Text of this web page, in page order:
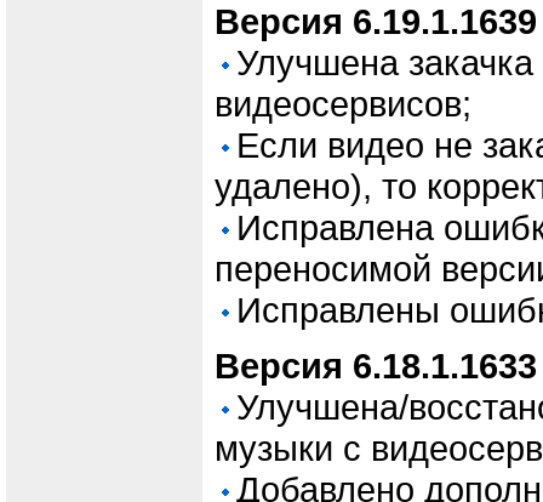
Версия
Улучшена
видеосервисов;
Если видео не
удалено), то
Исправлена
переносимой
Исправлены
Версия
Улучшена/
музыки с
Добавлено